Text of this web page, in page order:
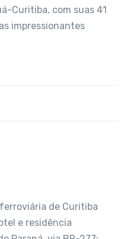
Curitiba, com suas 41
impressionantes
de Curitiba
e residência